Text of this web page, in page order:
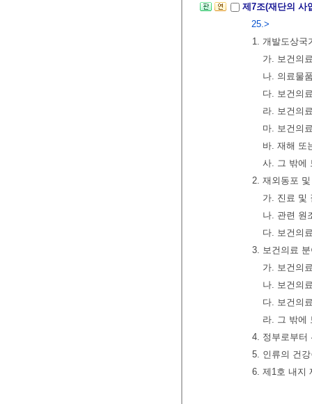
제7조(재단의 사
25.>
1. 개발도상국
가. 보건의
나. 의료물
다. 보건의
라. 보건의
마. 보건의
바. 재해 또
사. 그 밖에
2. 재외동포
가. 진료 및
나. 관련 원
다. 보건의
3. 보건의료
가. 보건의
나. 보건의
다. 보건의
라. 그 밖에
4. 정부로부터
5. 인류의 건
6. 제1호 내지